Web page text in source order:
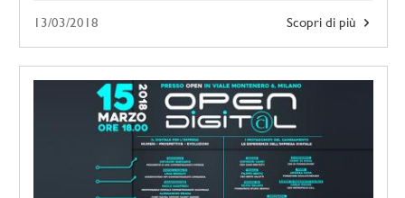
Scopri di più
13/03/2018